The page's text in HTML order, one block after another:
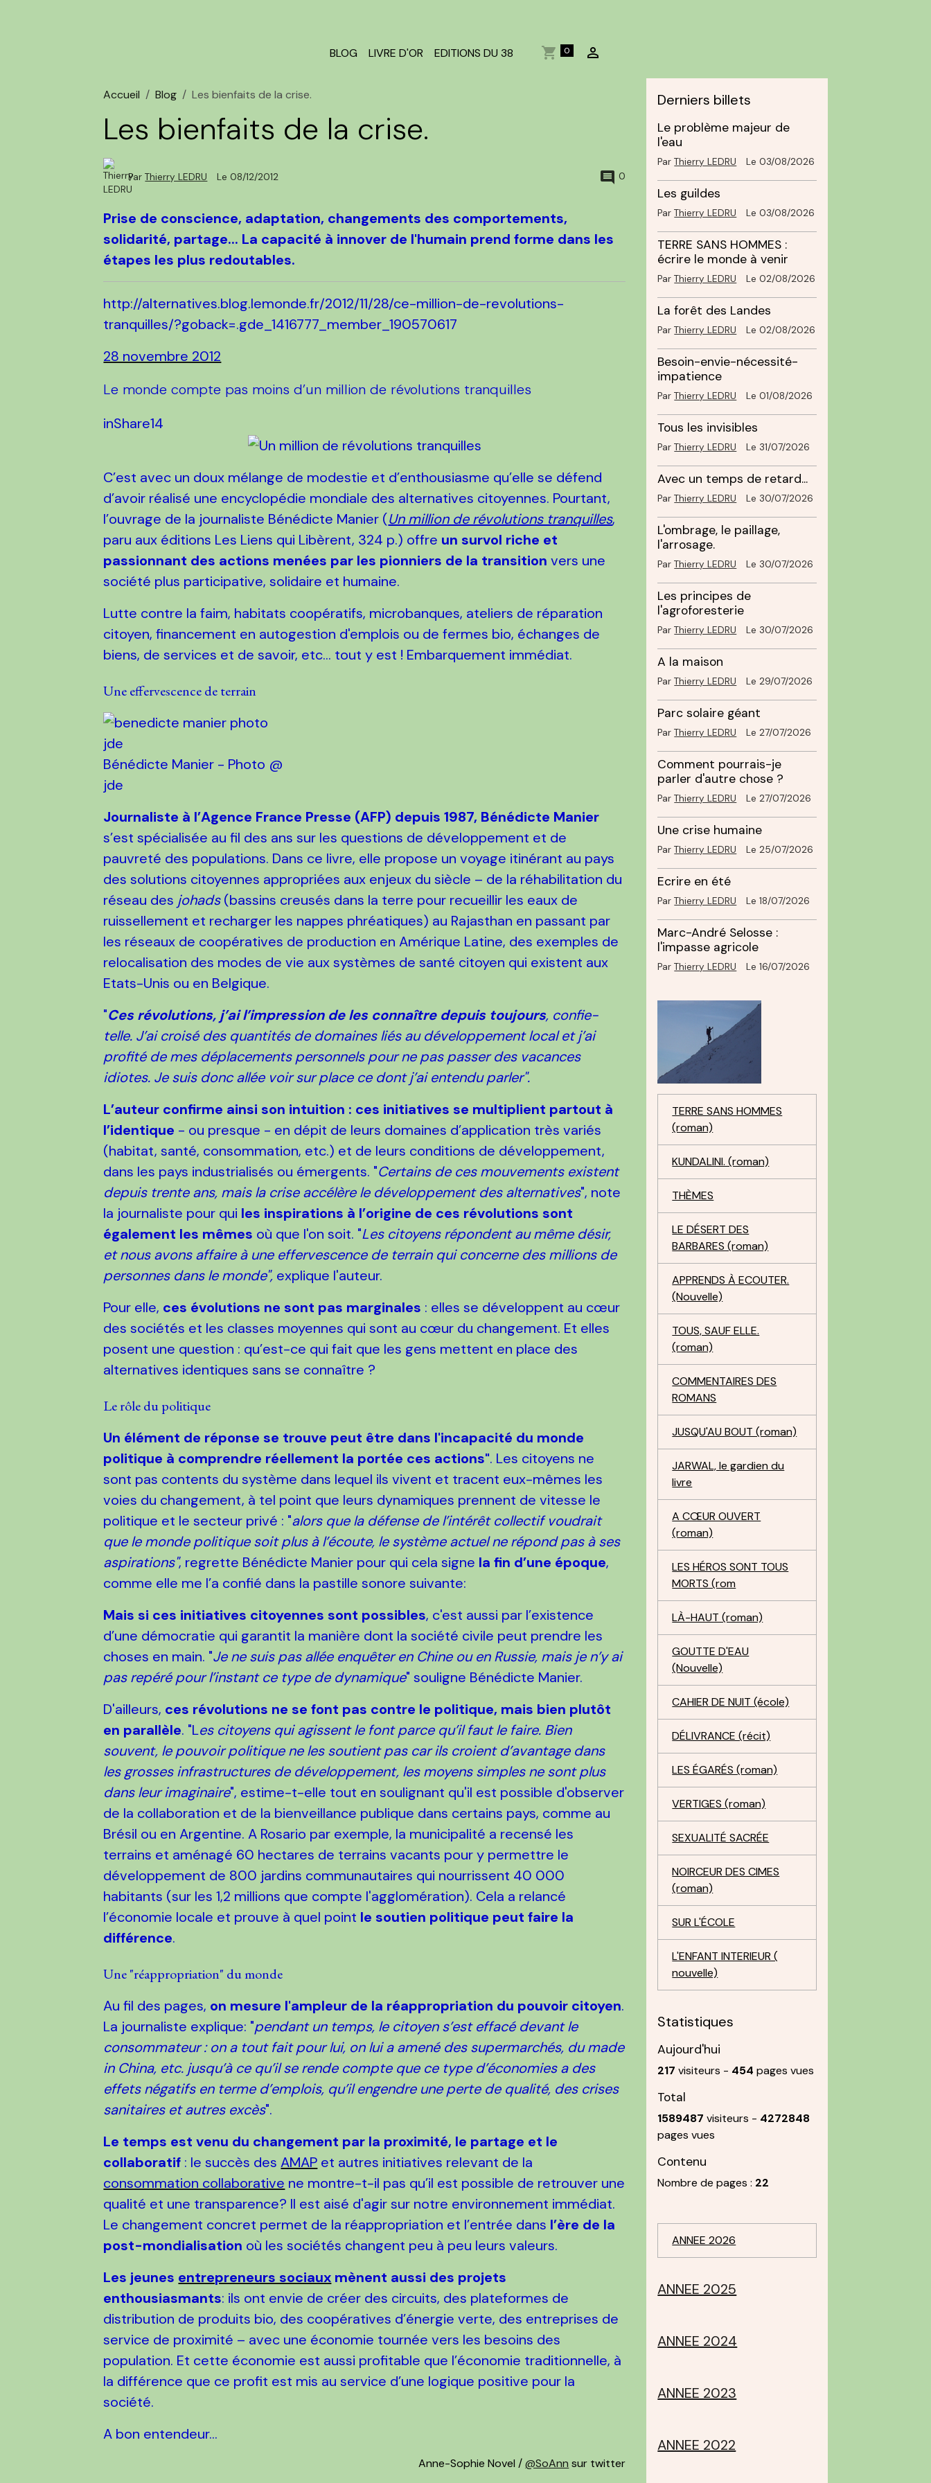
BLOG LIVRE D'OR EDITIONS DU 38 0
Accueil Blog Les bienfaits de la crise.
Les bienfaits de la crise.
ParThierry LEDRU Le 08/12/2012 0
Prise de conscience, adaptation, changements des comportements,
solidarité, partage... La capacité à innover de l'humain prend forme dans les
étapes les plus redoutables.
http://alternatives.blog.lemonde.fr/2012/11/28/ce-million-de-revolutions-
tranquilles/?goback=.gde_1416777_member_190570617
28 novembre 2012
Le monde compte pas moins d’un million de révolutions tranquilles
inShare14
C’est avec un doux mélange de modestie et d’enthousiasme qu’elle se défend
d’avoir réalisé une encyclopédie mondiale des alternatives citoyennes. Pourtant,
l’ouvrage de la journaliste Bénédicte Manier (Un million de révolutions tranquilles,
paru aux éditions Les Liens qui Libèrent, 324 p.) offre un survol riche et
passionnant des actions menées par les pionniers de la transitionvers une
société plus participative, solidaire et humaine.
Lutte contre la faim, habitats coopératifs, microbanques, ateliers de réparation
citoyen, financement en autogestion d'emplois ou de fermes bio, échanges de
biens, de services et de savoir, etc... tout y est ! Embarquement immédiat.
Une effervescence de terrain
Bénédicte Manier - Photo @
jde
Journaliste à l’Agence France Presse (AFP) depuis 1987, Bénédicte Manier
s’est spécialisée au fil des ans sur les questions de développement et de
pauvreté des populations. Dans ce livre, elle propose un voyage itinérant au pays
des solutions citoyennes appropriées aux enjeux du siècle – de la réhabilitation du
réseau des johads(bassins creusés dans la terre pour recueillir les eaux de
ruissellement et recharger les nappes phréatiques) au Rajasthan en passant par
les réseaux de coopératives de production en Amérique Latine, des exemples de
relocalisation des modes de vie aux systèmes de santé citoyen qui existent aux
Etats-Unis ou en Belgique.
"Ces révolutions, j’ai l’impression de les connaître depuis toujours, confie-
telle. J’ai croisé des quantités de domaines liés au développement local et j’ai
profité de mes déplacements personnels pour ne pas passer des vacances
idiotes. Je suis donc allée voir sur place ce dont j’ai entendu parler".
L’auteur confirme ainsi son intuition : ces initiatives se multiplient partout à
l’identique - ou presque - en dépit de leurs domaines d’application très variés
(habitat, santé, consommation, etc.) et de leurs conditions de développement,
dans les pays industrialisés ou émergents. "Certains de ces mouvements existent
depuis trente ans, mais la crise accélère le développement des alternatives", note
la journaliste pour qui les inspirations à l’origine de ces révolutions sont
également les mêmes où que l'on soit. "Les citoyens répondent au même désir,
et nous avons affaire à une effervescence de terrain qui concerne des millions de
personnes dans le monde", explique l'auteur.
Pour elle, ces évolutions ne sont pas marginales : elles se développent au cœur
des sociétés et les classes moyennes qui sont au cœur du changement. Et elles
posent une question : qu’est-ce qui fait que les gens mettent en place des
alternatives identiques sans se connaître ?
Le rôle du politique
Un élément de réponse se trouve peut être dans l'incapacité du monde
politique à comprendre réellement la portée ces actions". Les citoyens ne
sont pas contents du système dans lequel ils vivent et tracent eux-mêmes les
voies du changement, à tel point que leurs dynamiques prennent de vitesse le
politique et le secteur privé : "alors que la défense de l’intérêt collectif voudrait
que le monde politique soit plus à l’écoute, le système actuel ne répond pas à ses
aspirations", regrette Bénédicte Manier pour qui cela signe la fin d’une époque,
comme elle me l’a confié dans la pastille sonore suivante:
Mais si ces initiatives citoyennes sont possibles, c'est aussi par l’existence
d’une démocratie qui garantit la manière dont la société civile peut prendre les
choses en main. "Je ne suis pas allée enquêter en Chine ou en Russie, mais je n’y ai
pas repéré pour l’instant ce type de dynamique" souligne Bénédicte Manier.
D'ailleurs, ces révolutions ne se font pas contre le politique, mais bien plutôt
en parallèle. "Les citoyens qui agissent le font parce qu’il faut le faire. Bien
souvent, le pouvoir politique ne les soutient pas car ils croient d’avantage dans
les grosses infrastructures de développement, les moyens simples ne sont plus
dans leur imaginaire", estime-t-elle tout en soulignant qu'il est possible d'observer
de la collaboration et de la bienveillance publique dans certains pays, comme au
Brésil ou en Argentine. A Rosario par exemple, la municipalité a recensé les
terrains et aménagé 60 hectares de terrains vacants pour y permettre le
développement de 800 jardins communautaires qui nourrissent 40 000
habitants (sur les 1,2 millions que compte l'agglomération). Cela a relancé
l’économie locale et prouve à quel point le soutien politique peut faire la
différence.
Une "réappropriation" du monde
Au fil des pages, on mesure l'ampleur de la réappropriation du pouvoir citoyen.
La journaliste explique: "pendant un temps, le citoyen s’est effacé devant le
consommateur : on a tout fait pour lui, on lui a amené des supermarchés, du made
in China, etc. jusqu’à ce qu’il se rende compte que ce type d’économies a des
effets négatifs en terme d’emplois, qu’il engendre une perte de qualité, des crises
sanitaires et autres excès".
Le temps est venu du changement par la proximité, le partage et le
collaboratif : le succès desAMAP et autres initiatives relevant de la
consommation collaborative ne montre-t-il pas qu’il est possible de retrouver une
qualité et une transparence? Il est aisé d'agir sur notre environnement immédiat.
Le changement concret permet de la réappropriation et l’entrée dans l’ère de la
post-mondialisation où les sociétés changent peu à peu leurs valeurs.
Les jeunes entrepreneurs sociaux mènent aussi des projets
enthousiasmants: ils ont envie de créer des circuits, des plateformes de
distribution de produits bio, des coopératives d’énergie verte, des entreprises de
service de proximité – avec une économie tournée vers les besoins des
population. Et cette économie est aussi profitable que l’économie traditionnelle, à
la différence que ce profit est mis au service d’une logique positive pour la
société.
A bon entendeur...
Anne-Sophie Novel /@SoAnn sur twitter
Derniers billets
Le problème majeur de
l'eau
ParThierry LEDRU Le 03/08/2026
Les guildes
ParThierry LEDRU Le 03/08/2026
TERRE SANS HOMMES :
écrire le monde à venir
ParThierry LEDRU Le 02/08/2026
La forêt des Landes
ParThierry LEDRU Le 02/08/2026
Besoin-envie-nécessité-
impatience
ParThierry LEDRU Le 01/08/2026
Tous les invisibles
ParThierry LEDRU Le 31/07/2026
Avec un temps de retard...
ParThierry LEDRU Le 30/07/2026
L'ombrage, le paillage,
l'arrosage.
ParThierry LEDRU Le 30/07/2026
Les principes de
l'agroforesterie
ParThierry LEDRU Le 30/07/2026
A la maison
ParThierry LEDRU Le 29/07/2026
Parc solaire géant
ParThierry LEDRU Le 27/07/2026
Comment pourrais-je
parler d'autre chose ?
ParThierry LEDRU Le 27/07/2026
Une crise humaine
ParThierry LEDRU Le 25/07/2026
Ecrire en été
ParThierry LEDRU Le 18/07/2026
Marc-André Selosse :
l'impasse agricole
ParThierry LEDRU Le 16/07/2026
TERRE SANS HOMMES
(roman)
KUNDALINI. (roman)
THÈMES
LE DÉSERT DES
BARBARES (roman)
APPRENDS À ECOUTER.
(Nouvelle)
TOUS, SAUF ELLE.
(roman)
COMMENTAIRES DES
ROMANS
JUSQU'AU BOUT (roman)
JARWAL, le gardien du
livre
A CŒUR OUVERT
(roman)
LES HÉROS SONT TOUS
MORTS (rom
LÀ-HAUT (roman)
GOUTTE D'EAU
(Nouvelle)
CAHIER DE NUIT (école)
DÉLIVRANCE (récit)
LES ÉGARÉS (roman)
VERTIGES (roman)
SEXUALITÉ SACRÉE
NOIRCEUR DES CIMES
(roman)
SUR L'ÉCOLE
L'ENFANT INTERIEUR (
nouvelle)
Statistiques
Aujourd'hui
217 visiteurs - 454 pages vues
Total
1589487 visiteurs - 4272848
pages vues
Contenu
Nombre de pages : 22
ANNEE 2026
ANNEE 2025
ANNEE 2024
ANNEE 2023
ANNEE 2022